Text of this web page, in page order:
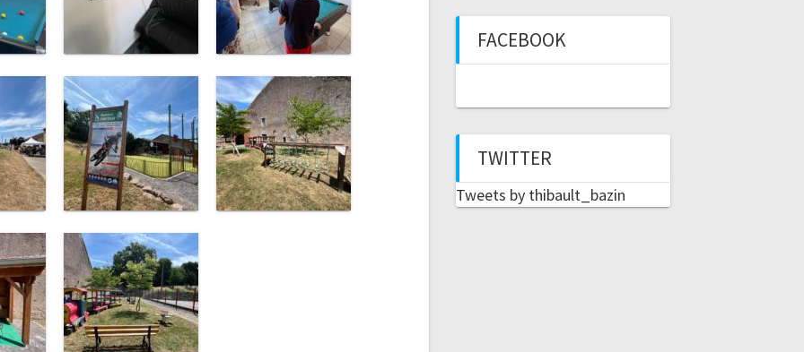
FACEBOOK
TWITTER
Tweets by thibault_bazin